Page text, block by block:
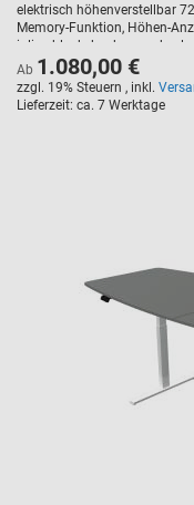
elektrisch höhenverstellbar
Memory-Funktion, Höhen-Anzeige SALE % .custom-sale-
inline-block; background-color: #ff0000; /* Auffälliges Rot */ color: #ffffff; /*
Weiße Schrift */ font-weight: bold; text-transform: uppercase; padding: 5px
10px; border-radius: 3px; font-size: 14px; margin-bottom: 10px; letter-
spacing: 1px; }
Ab 1.080,00 €
zzgl. 19% Steuern , inkl.
Lieferzeit ca. 7 Werktage